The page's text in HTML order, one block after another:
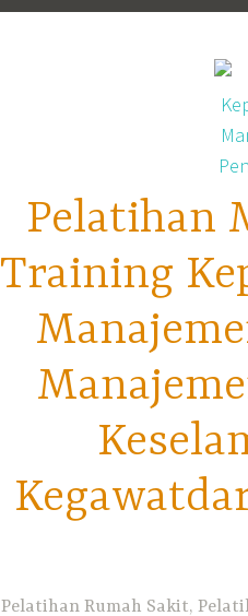
Pelatihan
Training
Pelatihan Rumah Sakit,